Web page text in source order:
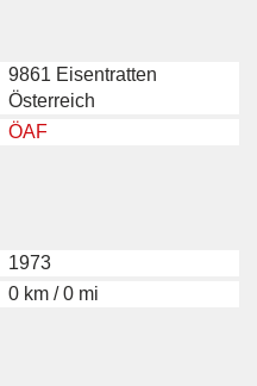
9861 Eisentratten
Österreich
ÖAF
1973
0 km / 0 mi